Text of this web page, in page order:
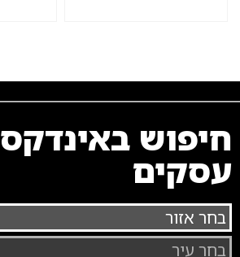
חיפוש באינדקס
עסקים